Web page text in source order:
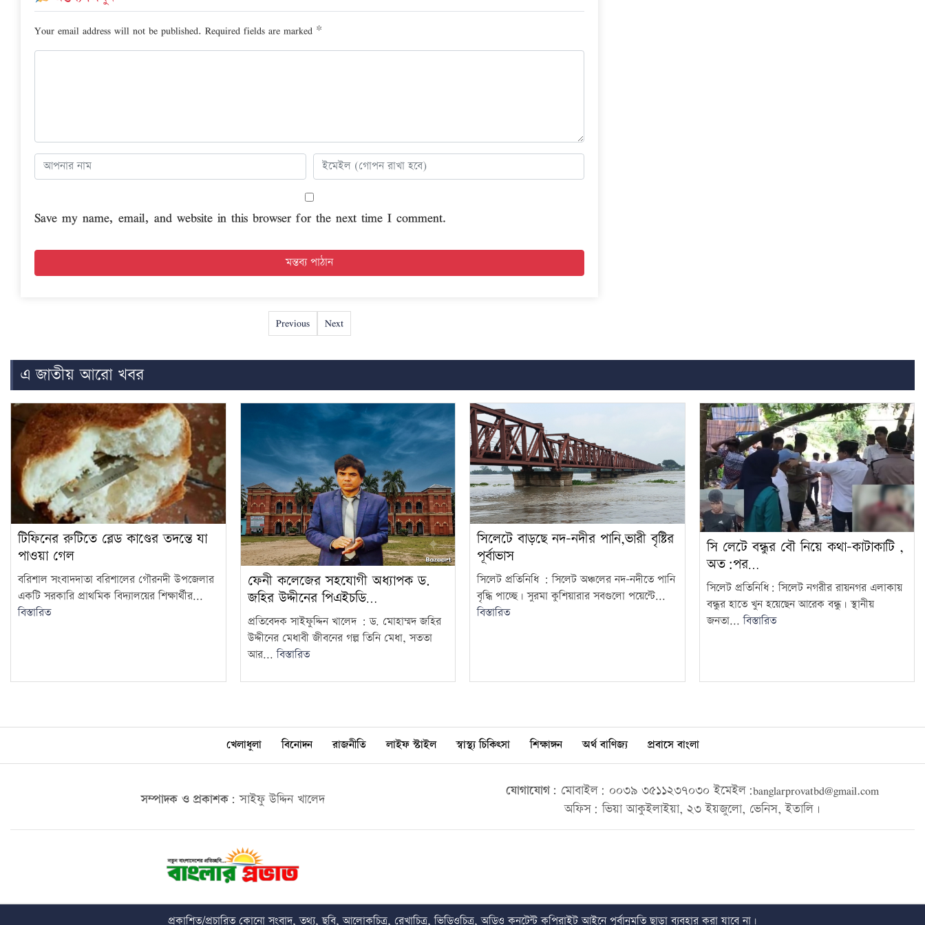
Your email address will not be published. Required fields are marked *
Save my name, email, and website in this browser for the next time I comment.
Previous Next
এ জাতীয় আরো খবর
টিফিনের রুটিতে ব্লেড কাণ্ডের তদন্তে যা
পাওয়া গেল
বরিশাল সংবাদদাতা বরিশালের গৌরনদী উপজেলার
একটি সরকারি প্রাথমিক বিদ্যালয়ের শিক্ষার্থীর...
বিস্তারিত
ফেনী কলেজের সহযোগী অধ্যাপক ড.
জহির উদ্দীনের পিএইচডি…
প্রতিবেদক সাইফুদ্দিন খালেদ : ড. মোহাম্মদ জহির
উদ্দীনের মেধাবী জীবনের গল্প তিনি মেধা, সততা
আর...বিস্তারিত
সিলেটে বাড়ছে নদ-নদীর পানি,ভারী বৃষ্টির
পূর্বাভাস
সিলেট প্রতিনিধি : সিলেট অঞ্চলের নদ-নদীতে পানি
বৃদ্ধি পাচ্ছে। সুরমা কুশিয়ারার সবগুলো পয়েন্টে...
বিস্তারিত
সি লেটে বন্ধুর বৌ নিয়ে কথা-কাটাকাটি ,
অত:পর…
সিলেট প্রতিনিধি: সিলেট নগরীর রায়নগর এলাকায়
বন্ধুর হাতে খুন হয়েছেন আরেক বন্ধু। স্থানীয়
জনতা...বিস্তারিত
খেলাধুলা বিনোদন রাজনীতি লাইফ স্টাইল স্বাস্থ্য চিকিৎসা শিক্ষাঙ্গন অর্থ বাণিজ্য প্রবাসে বাংলা
সম্পাদক ও প্রকাশক: সাইফু উদ্দিন খালেদ
যোগাযোগ: মোবাইল: ০০৩৯ ৩৫১১২৩৭০৩০ ইমেইল:banglarprovatbd@gmail.com
অফিস: ভিয়া আকুইলাইয়া, ২৩ ইয়জুলো, ভেনিস, ইতালি।
প্রকাশিত/প্রচারিত কোনো সংবাদ, তথ্য, ছবি, আলোকচিত্র, রেখাচিত্র, ভিডিওচিত্র, অডিও কনটেন্ট কপিরাইট আইনে পূর্বানুমতি ছাড়া ব্যবহার করা যাবে না।